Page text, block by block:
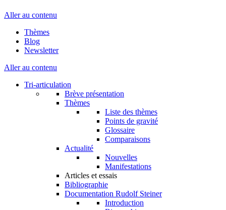
Aller au contenu
Thèmes
Blog
Newsletter
Aller au contenu
Tri-articulation
Brève présentation
Thèmes
Liste des thèmes
Points de gravité
Glossaire
Comparaisons
Actualité
Nouvelles
Manifestations
Articles et essais
Bibliographie
Documentation Rudolf Steiner
Introduction